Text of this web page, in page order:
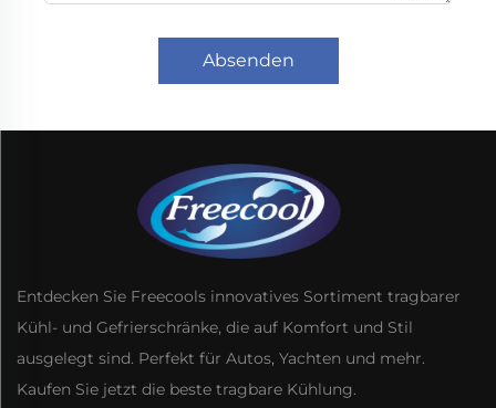
Absenden
Entdecken Sie Freecools innovatives Sortiment tragbarer
Kühl- und Gefrierschränke, die auf Komfort und Stil
ausgelegt sind. Perfekt für Autos, Yachten und mehr.
Kaufen Sie jetzt die beste tragbare Kühlung.